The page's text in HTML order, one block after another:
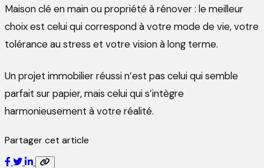
Maison clé en main ou propriété à rénover : le meilleur
choix est celui qui correspond à votre mode de vie, votre
tolérance au stress et votre vision à long terme.
Un projet immobilier réussi n’est pas celui qui semble
parfait sur papier, mais celui qui s’intègre
harmonieusement à votre réalité.
Partager cet article